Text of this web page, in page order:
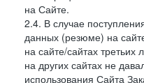
на Сайте.
2.4. В случае
данных (резюме) на
на сайте/сайтах
на других сайтах не
использования Сайта